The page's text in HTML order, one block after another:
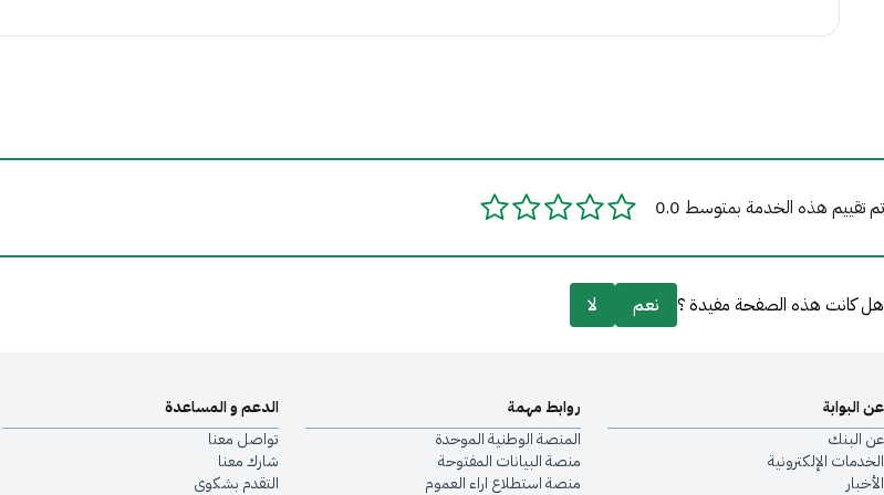
تم تقييم هذه الخدمة بمتوسط 0.0
عن البوابة
روابط مهمة
الدعم و المساعدة